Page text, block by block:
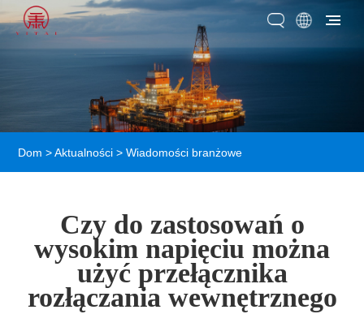
Dom > Aktualności >Wiadomości branżowe
Czy do zastosowań o
wysokim napięciu można
użyć przełącznika
rozłączania wewnętrznego